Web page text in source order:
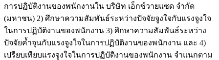
การปฏิบัติงานของพนักงานใน บริษัท เอ็กซ์วายแซด จำกัด
(มหาชน) 2) ศึกษาความสัมพันธ์ระหว่างปัจจัยจูงใจกับแรงจูงใจ
ในการปฏิบัติงานของพนักงาน 3) ศึกษาความสัมพันธ์ระหว่าง
ปัจจัยค้ำจุนกับแรงจูงใจในการปฏิบัติงานของพนักงาน และ 4)
เปรียบเทียบแรงจูงใจในการปฏิบัติงานของพนักงาน จำแนกตาม